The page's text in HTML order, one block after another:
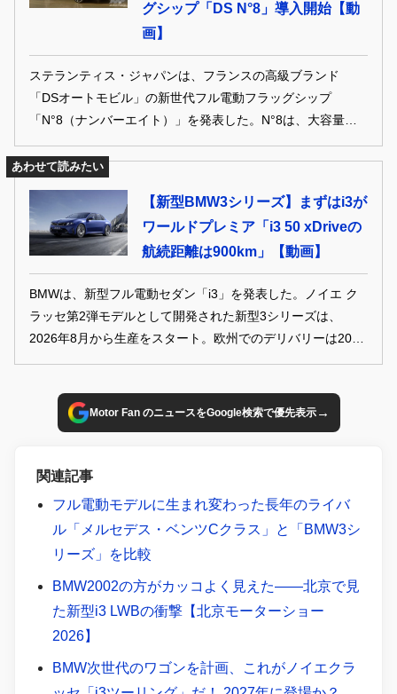
グシップ「DS N°8」導入開始【動
画】
ステランティス・ジャパンは、フランスの高級ブランド
「DSオートモビル」の新世代フル電動フラッグシップ
「N°8（ナンバーエイト）」を発表した。N°8は、大容量
97.2kWhのリチウムイオンバッテリーを搭載し、クラストッ
プレベルの最大航続距離750kmを実現。5月28日から全国の
DSオートモビル正規ディーラーにおいて、販売をスタート
している。
あわせて読みたい
【新型BMW3シリーズ】まずはi3が
ワールドプレミア「i3 50 xDriveの
航続距離は900km」【動画】
BMWは、新型フル電動セダン「i3」を発表した。ノイエ ク
ラッセ第2弾モデルとして開発された新型3シリーズは、
2026年8月から生産をスタート。欧州でのデリバリーは2026
年秋から、日本市場への導入は2027年以降を予定している。
Motor Fan のニュースをGoogle検索で優先表示→
関連記事
フル電動モデルに生まれ変わった長年のライバ
ル「メルセデス・ベンツCクラス」と「BMW3シ
リーズ」を比較
BMW2002の方がカッコよく見えた――北京で見
た新型i3 LWBの衝撃【北京モーターショー
2026】
BMW次世代のワゴンを計画、これがノイエクラ